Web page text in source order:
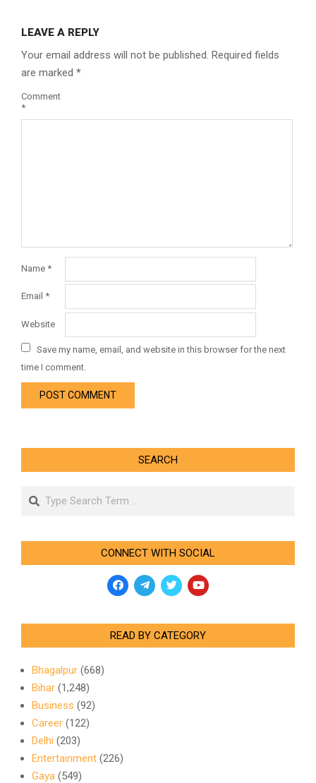
LEAVE A REPLY
Your email address will not be published. Required fields
are marked *
Comment
*
Name *
Email *
Website
Save my name, email, and website in this browser for the next
time I comment.
SEARCH
Search
CONNECT WITH SOCIAL
READ BY CATEGORY
Bhagalpur (668)
Bihar (1,248)
Business (92)
Career (122)
Delhi (203)
Entertainment (226)
Gaya (549)